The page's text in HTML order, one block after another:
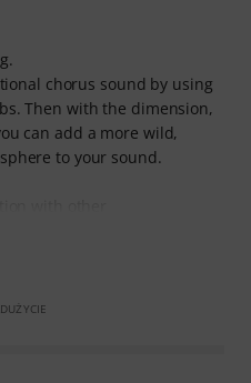
chorus sound by using
Then with the dimension,
can add a more wild,
to your sound.